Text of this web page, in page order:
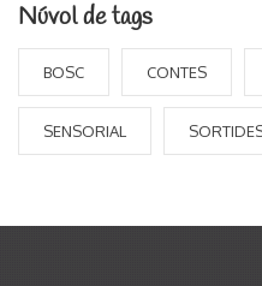
Núvol de tags
BOSC CONTES
SENSORIAL